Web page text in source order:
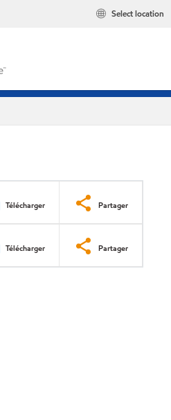
Select location
Télécharger Partager
Télécharger Partager